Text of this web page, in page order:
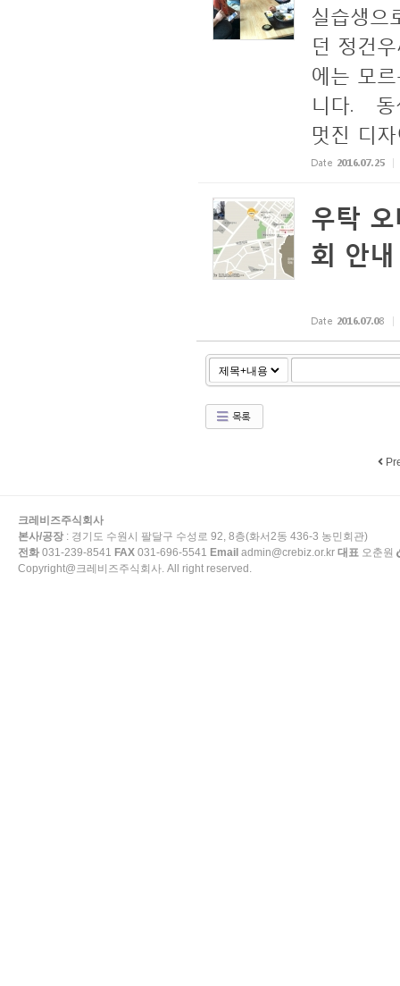
실습생으
던 정건
에는 모
니다. 동
멋진 디자
Date 2016.07.25
우탁
회 안내
Date 2016.07.08
목록
크레비즈주식회사
본사/공장 : 경기도 수원시 팔달구 수성로 92, 8층(화서2동 436-3 농민회관)
전화 031-239-8541 FAX 031-696-5541 Email admin@crebiz.or.kr 대표 오춘원
Copyright@크레비즈주식회사. All right reserved.